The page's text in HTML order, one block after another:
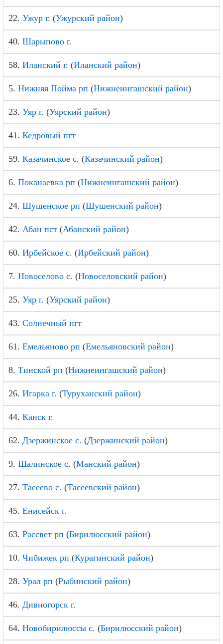
22. Ужур г. (Ужурский район)
40. Шарыпово г.
58. Иланский г. (Иланский район)
5. Нижняя Пойма рп (Нижнеингашский район)
23. Уяр г. (Уярский район)
41. Кедровый пгт
59. Казачинское с. (Казачинский район)
6. Поканаевка рп (Нижнеингашский район)
24. Шушенское рп (Шушенский район)
42. Абан пст (Абанский район)
60. Ирбейское с. (Ирбейский район)
7. Новоселово с. (Новоселовский район)
25. Уяр г. (Уярский район)
43. Солнечный пгт
61. Емельяново рп (Емельяновский район)
8. Тинской рп (Нижнеингашский район)
26. Игарка г. (Туруханский район)
44. Канск г.
62. Дзержинское с. (Дзержинский район)
9. Шалинское с. (Манский район)
27. Тасеево с. (Тасеевский район)
45. Енисейск г.
63. Рассвет рп (Бирилюсский район)
10. Чибижек рп (Курагинский район)
28. Урал рп (Рыбинский район)
46. Дивногорск г.
64. Новобирилюссы с. (Бирилюсский район)